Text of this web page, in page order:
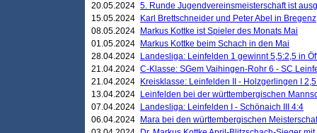
20.05.2024 5. Runde Jugendvereinsmeisterschaft ist
15.05.2024
Karl Brettschneider und Peter Abel in Bregenz
08.05.2024
Markus Kottke ist Spieler des Monats Mai
01.05.2024
Markus Kottke beim Schach in den Mai
28.04.2024
Landesliga: Leinfelden 1 gewinnt 5,5:2,5 in
21.04.2024 C-Klasse: SGem Vaihingen-Rohr 6 - SC
21.04.2024
Kreisklasse: Leinfelden II - Holzgerlingen I
13.04.2024
Leinfelden bei der württembergischen
07.04.2024
Landesliga: Leinfelden I - Schönaich III 4:4
06.04.2024
Mara bei den württembergischen